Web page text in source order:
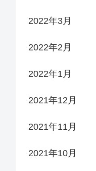
2022年3月
2022年2月
2022年1月
2021年12月
2021年11月
2021年10月